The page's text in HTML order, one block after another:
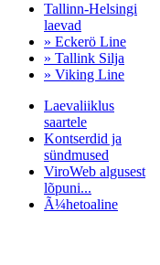
Tallinn-Helsingi
laevad
» Eckerö Line
» Tallink Silja
» Viking Line
Laevaliiklus
saartele
Kontserdid ja
sündmused
ViroWeb algusest
lõpuni...
Ã¼hetoaline